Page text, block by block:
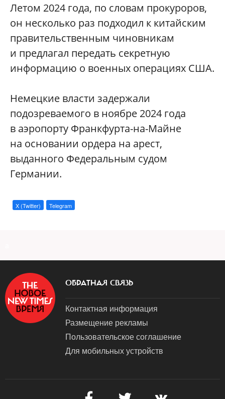
Летом 2024 года, по словам прокуроров,
он несколько раз подходил к китайским
правительственным чиновникам
и предлагал передать секретную
информацию о военных операциях США.
Немецкие власти задержали
подозреваемого в ноябре 2024 года
в аэропорту Франкфурта-на-Майне
на основании ордера на арест,
выданного Федеральным судом
Германии.
X (Twitter) Telegram
ОБРАТНАЯ СВЯЗЬ
Контактная информация
Размещение рекламы
Пользовательское соглашение
Для мобильных устройств